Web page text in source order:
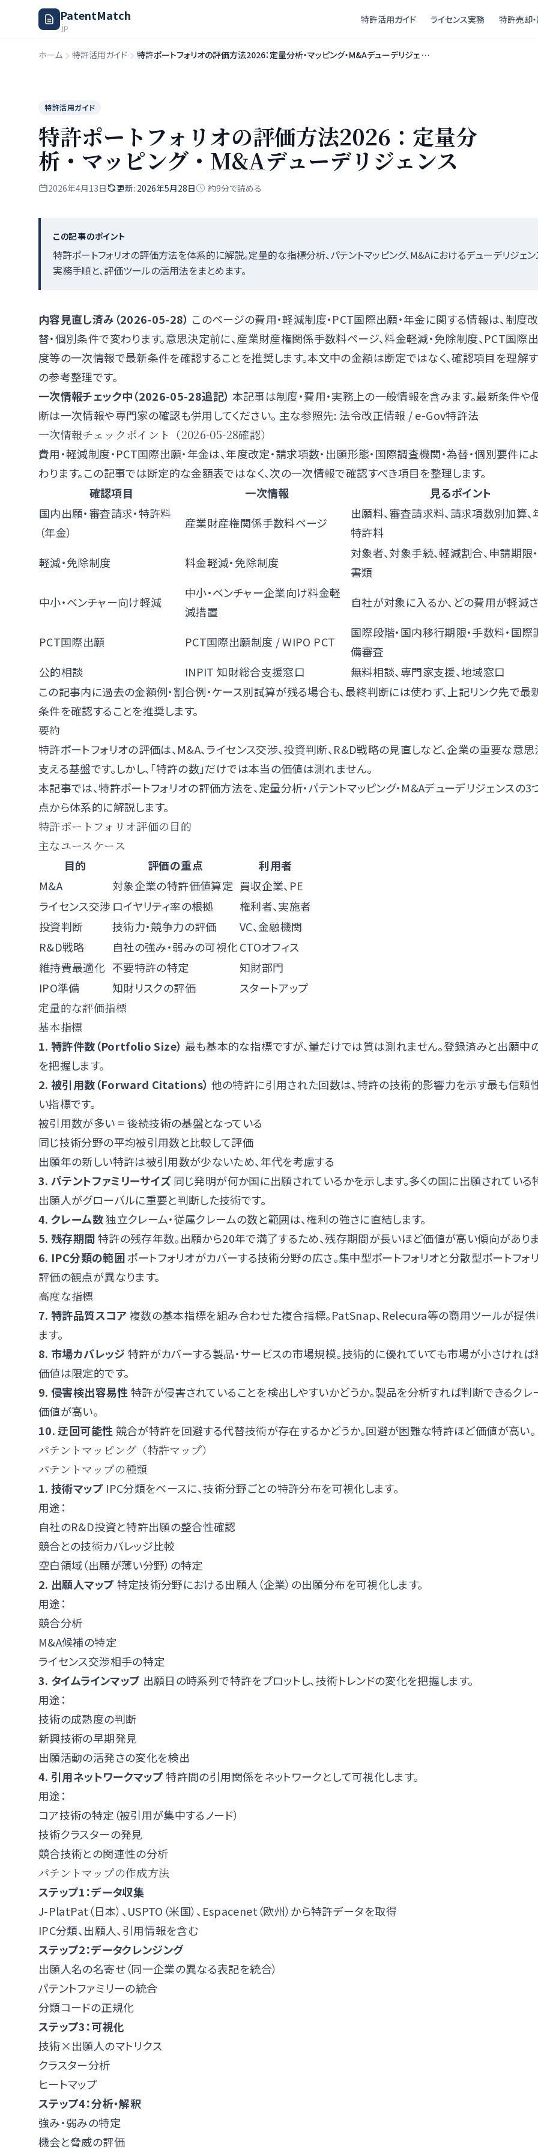
PatentMatch
.jp
特許活用ガイド ライセンス実務 特許売却
ホーム 特許活用ガイド 特許ポートフォリオの評価方法2026：定量分析・マッピング・M&Aデューデリジェ …
特許活用ガイド
特許ポートフォリオの評価方法2026：定量分
析・マッピング・M&Aデューデリジェンス
2026年4月13日 更新: 2026年5月28日 約9分で読める
この記事のポイント
特許ポートフォリオの評価方法を体系的に解説。定量的な指標分析、パテントマッピング、M&Aにおけるデューデリジェ
実務手順と、評価ツールの活用法をまとめます。
内容見直し済み（2026-05-28） このページの費用・軽減制度・PCT国際出願・年金に関する情報は、制度
替・個別条件で変わります。意思決定前に、産業財産権関係手数料ページ、料金軽減・免除制度、PCT国際
度等の一次情報で最新条件を確認することを推奨します。本文中の金額は断定ではなく、確認項目を理解
の参考整理です。
一次情報チェック中（2026-05-28追記） 本記事は制度・費用・実務上の一般情報を含みます。最新条件や
断は一次情報や専門家の確認も併用してください。 主な参照先: 法令改正情報 /e-Gov特許法
一次情報チェックポイント（2026-05-28確認）
費用・軽減制度・PCT国際出願・年金は、年度改定・請求項数・出願形態・国際調査機関・為替・個別要件に
わります。この記事では断定的な金額表ではなく、次の一次情報で確認すべき項目を整理します。
確認項目
一次情報
見るポイント
国内出願・審査請求・特許料
（年金）
産業財産権関係手数料ページ
出願料、審査請求料、請求項数別加算
特許料
軽減・免除制度
料金軽減・免除制度
対象者、対象手続、軽減割合、申請期限
書類
中小・ベンチャー向け軽減
中小・ベンチャー企業向け料金軽
減措置
自社が対象に入るか、どの費用が軽減
PCT国際出願 PCT国際出願制度 /WIPO PCT
国際段階・国内移行期限・手数料・国
備審査
公的相談
INPIT 知財総合支援窓口
無料相談、専門家支援、地域窓口
この記事内に過去の金額例・割合例・ケース別試算が残る場合も、最終判断には使わず、上記リンク先で最
条件を確認することを推奨します。
要約
特許ポートフォリオの評価は、M&A、ライセンス交渉、投資判断、R&D戦略の見直しなど、企業の重要な意
支える基盤です。しかし、「特許の数」だけでは本当の価値は測れません。
本記事では、特許ポートフォリオの評価方法を、定量分析・パテントマッピング・M&Aデューデリジェンスの3
点から体系的に解説します。
特許ポートフォリオ評価の目的
主なユースケース
目的
評価の重点
利用者
M&A
対象企業の特許価値算定 買収企業、PE
ライセンス交渉 ロイヤリティ率の根拠
権利者、実施者
投資判断
技術力・競争力の評価
VC、金融機関
R&D戦略
自社の強み・弱みの可視化CTOオフィス
維持費最適化 不要特許の特定
知財部門
IPO準備
知財リスクの評価
スタートアップ
定量的な評価指標
基本指標
1. 特許件数（Portfolio Size） 最も基本的な指標ですが、量だけでは質は測れません。登録済みと出願中
を把握します。
2. 被引用数（Forward Citations） 他の特許に引用された回数は、特許の技術的影響力を示す最も信頼
い指標です。
被引用数が多い = 後続技術の基盤となっている
同じ技術分野の平均被引用数と比較して評価
出願年の新しい特許は被引用数が少ないため、年代を考慮する
3. パテントファミリーサイズ同じ発明が何か国に出願されているかを示します。多くの国に出願されている
出願人がグローバルに重要と判断した技術です。
4. クレーム数独立クレーム・従属クレームの数と範囲は、権利の強さに直結します。
5. 残存期間特許の残存年数。出願から20年で満了するため、残存期間が長いほど価値が高い傾向がありま
6. IPC分類の範囲ポートフォリオがカバーする技術分野の広さ。集中型ポートフォリオと分散型ポートフォ
評価の観点が異なります。
高度な指標
7. 特許品質スコア 複数の基本指標を組み合わせた複合指標。PatSnap、Relecura等の商用ツールが提供
ます。
8. 市場カバレッジ 特許がカバーする製品・サービスの市場規模。技術的に優れていても市場が小さけれ
価値は限定的です。
9. 侵害検出容易性特許が侵害されていることを検出しやすいかどうか。製品を分析すれば判断できるクレ
価値が高い。
10. 迂回可能性 競合が特許を回避する代替技術が存在するかどうか。回避が困難な特許ほど価値が高い。
パテントマッピング（特許マップ）
パテントマップの種類
1. 技術マップ IPC分類をベースに、技術分野ごとの特許分布を可視化します。
用途：
自社のR&D投資と特許出願の整合性確認
競合との技術カバレッジ比較
空白領域（出願が薄い分野）の特定
2. 出願人マップ 特定技術分野における出願人（企業）の出願分布を可視化します。
用途：
競合分析
M&A候補の特定
ライセンス交渉相手の特定
3. タイムラインマップ 出願日の時系列で特許をプロットし、技術トレンドの変化を把握します。
用途：
技術の成熟度の判断
新興技術の早期発見
出願活動の活発さの変化を検出
4. 引用ネットワークマップ特許間の引用関係をネットワークとして可視化します。
用途：
コア技術の特定（被引用が集中するノード）
技術クラスターの発見
競合技術との関連性の分析
パテントマップの作成方法
ステップ1：データ収集
J-PlatPat（日本）、USPTO（米国）、Espacenet（欧州）から特許データを取得
IPC分類、出願人、引用情報を含む
ステップ2：データクレンジング
出願人名の名寄せ（同一企業の異なる表記を統合）
パテントファミリーの統合
分類コードの正規化
ステップ3：可視化
技術×出願人のマトリクス
クラスター分析
ヒートマップ
ステップ4：分析・解釈
強み・弱みの特定
機会と脅威の評価